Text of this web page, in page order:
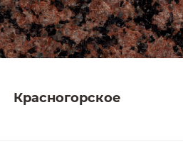
Красногорское